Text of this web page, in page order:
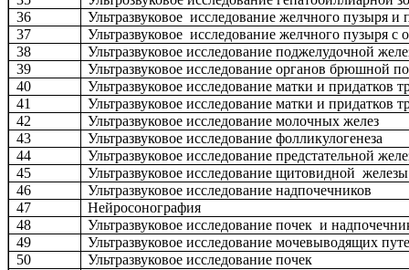
36
Ультразвуковое исследование желчного пузыря и
37
Ультразвуковое исследование желчного пузыря с
38
Ультразвуковое исследование поджелудочной
39
Ультразвуковое исследование органов брюшной
40
Ультразвуковое исследование матки и придатков
41
Ультразвуковое исследование матки и придатков
42
Ультразвуковое исследование молочных желез
43
Ультразвуковое исследование фолликулогенеза
44
Ультразвуковое исследование предстательной
45
Ультразвуковое исследование щитовидной
46
Ультразвуковое исследование надпочечников
47
Нейросонография
48
Ультразвуковое исследование почек и
49
Ультразвуковое исследование мочевыводящих
50
Ультразвуковое исследование почек